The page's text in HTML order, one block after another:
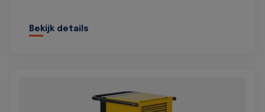
Bekijk details